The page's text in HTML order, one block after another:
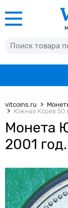
vitcoins.ru
Южная Корея 50
Монета
2001